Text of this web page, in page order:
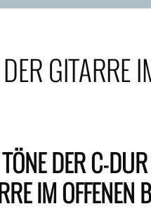
GITARRE
DER C-
IM OFFENEN